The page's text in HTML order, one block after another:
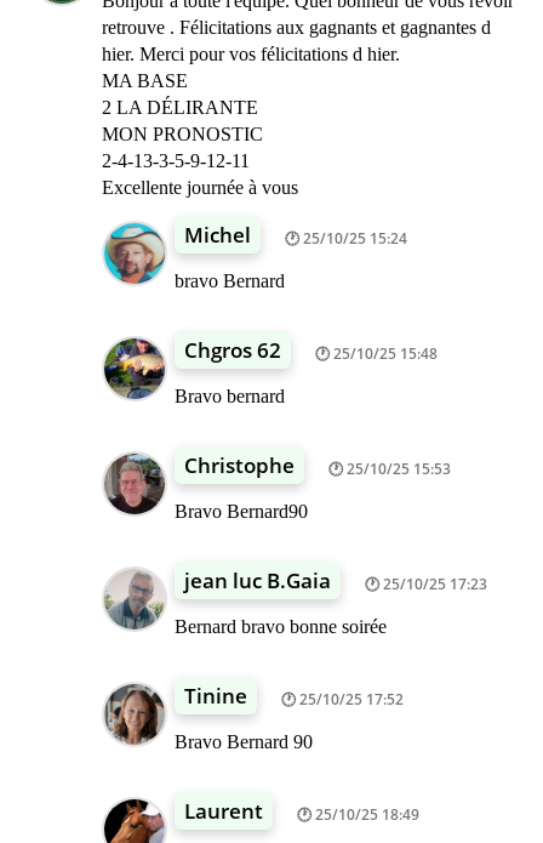
retrouve . Félicitations aux gagnants et gagnantes d
hier. Merci pour vos félicitations d hier.
MA BASE
2 LA DÉLIRANTE
MON PRONOSTIC
2-4-13-3-5-9-12-11
Excellente journée à vous
Michel 25/10/25 15:24
bravo Bernard
Chgros 62 25/10/25 15:48
Bravo bernard
Christophe 25/10/25 15:53
Bravo Bernard90
jean luc B.Gaia 25/10/25 17:23
Bernard bravo bonne soirée
Tinine 25/10/25 17:52
Bravo Bernard 90
Laurent 25/10/25 18:49